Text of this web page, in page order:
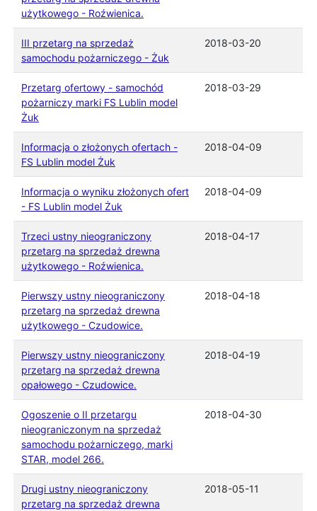
użytkowego - Roźwienica.
III przetarg na sprzedaż
samochodu pożarniczego - Żuk
2018-03-20
Przetarg ofertowy - samochód
pożarniczy marki FS Lublin model
Żuk
2018-03-29
Informacja o złożonych ofertach -
FS Lublin model Żuk
2018-04-09
Informacja o wyniku złożonych ofert
- FS Lublin model Żuk
2018-04-09
Trzeci ustny nieograniczony
przetarg na sprzedaż drewna
użytkowego - Roźwienica.
2018-04-17
Pierwszy ustny nieograniczony
przetarg na sprzedaż drewna
użytkowego - Czudowice.
2018-04-18
Pierwszy ustny nieograniczony
przetarg na sprzedaż drewna
opałowego - Czudowice.
2018-04-19
Ogoszenie o II przetargu
nieograniczonym na sprzedaż
samochodu pożarniczego, marki
STAR, model 266.
2018-04-30
Drugi ustny nieograniczony
przetarg na sprzedaż drewna
2018-05-11